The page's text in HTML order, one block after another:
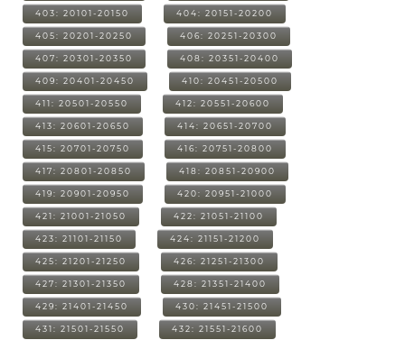
403: 20101-20150 404: 20151-20200
405: 20201-20250 406: 20251-20300
407: 20301-20350 408: 20351-20400
409: 20401-20450 410: 20451-20500
411: 20501-20550 412: 20551-20600
413: 20601-20650 414: 20651-20700
415: 20701-20750 416: 20751-20800
417: 20801-20850 418: 20851-20900
419: 20901-20950 420: 20951-21000
421: 21001-21050 422: 21051-21100
423: 21101-21150 424: 21151-21200
425: 21201-21250 426: 21251-21300
427: 21301-21350 428: 21351-21400
429: 21401-21450 430: 21451-21500
431: 21501-21550 432: 21551-21600